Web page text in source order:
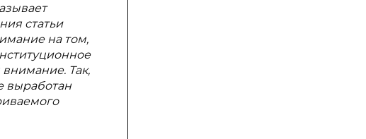
статьи
на том,
Так,
выработан